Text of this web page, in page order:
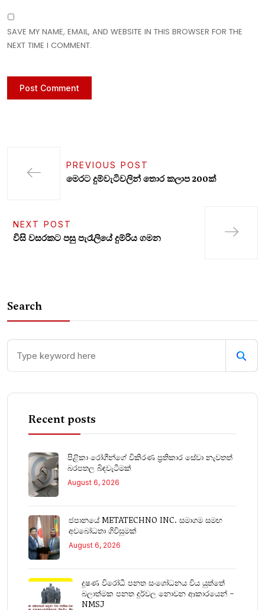
SAVE MY NAME, EMAIL, AND WEBSITE IN THIS BROWSER FOR THE
NEXT TIME I COMMENT.
PREVIOUS POST
මෙරට දුම්වැටිවලින් තොර කලාප 200ක්
NEXT POST
විසි වසරකට පසු පැරෑලියේ දුම්රිය ගමන
Search
Recent posts
පිළිකා රෝගීන්ගේ විකිරණ ප්‍රතිකාර සේවා නැවතත්
බරපතල බිඳවැටීමක්
August 6, 2026
ජපානයේ METATECHNO INC. සමාගම සමඟ
අවබෝධතා ගිවිසුමක්
August 6, 2026
දූෂණ විරෝධී පනත සංශෝධනය විය යුත්තේ
බලාත්මක පනත දුර්වල නොවන ආකාරයෙන් –
NMSJ